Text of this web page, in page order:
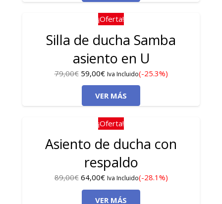
era:
86,00€.
es:
59,00€.
¡Oferta!
Silla de ducha Samba
asiento en U
79,00€ El
precio
original
era:
79,00€.
59,00€El
precio
actual
es:
59,00€.
Iva Incluido(-25.3%)
VER MÁS
¡Oferta!
Asiento de ducha con
respaldo
89,00€ El
precio
original
64,00€El
precio
actual
Iva Incluido(-28.1%)
VER MÁS